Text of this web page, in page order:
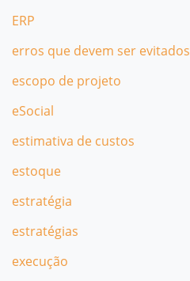
ERP
erros que devem ser evitados
escopo de projeto
eSocial
estimativa de custos
estoque
estratégia
estratégias
execução